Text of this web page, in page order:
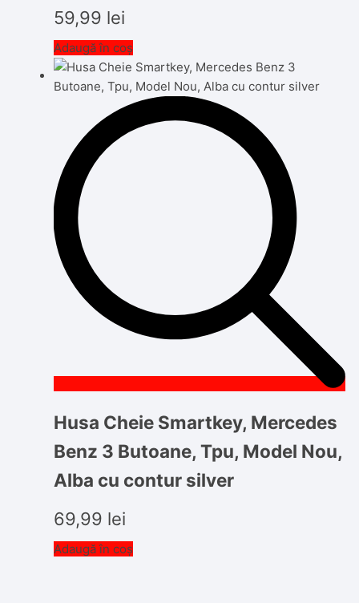
59,99 lei
Adaugă în coș
Husa Cheie Smartkey, Mercedes
Benz 3 Butoane, Tpu, Model Nou,
Alba cu contur silver
69,99 lei
Adaugă în coș